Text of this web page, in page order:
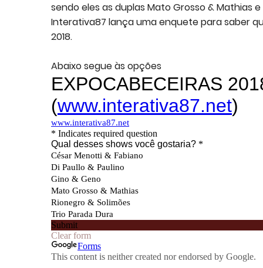
sendo eles as duplas Mato Grosso & Mathias
Interativa87 lança uma enquete para saber
2018.
Abaixo segue às opções